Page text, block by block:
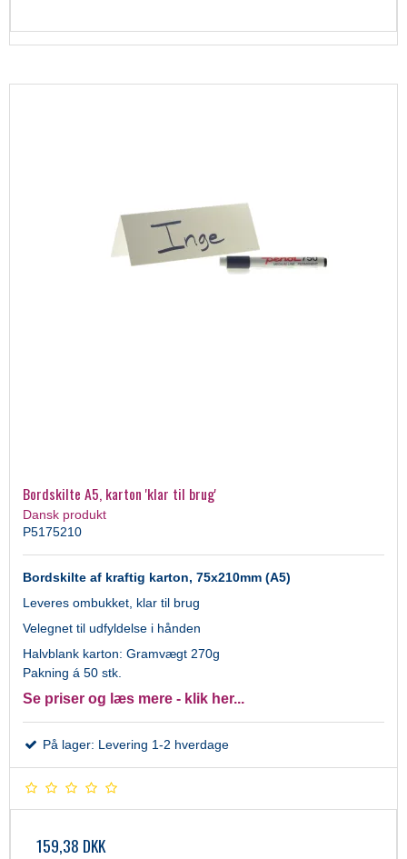
Bordskilte A5, karton 'klar til brug'
Dansk produkt
P5175210
Bordskilte af kraftig karton, 75x210mm (A5)
Leveres ombukket, klar til brug
Velegnet til udfyldelse i hånden
Halvblank karton: Gramvægt 270g
Pakning á 50 stk.
Se priser og læs mere - klik her...
På lager: Levering 1-2 hverdage
159,38 DKK